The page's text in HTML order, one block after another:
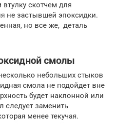
скотчем для
не застывшей эпоксидки.
но все же, деталь
смолы
небольших стыков
смола не подойдет вне
будет наклонной или
следует заменить
менее текучая.